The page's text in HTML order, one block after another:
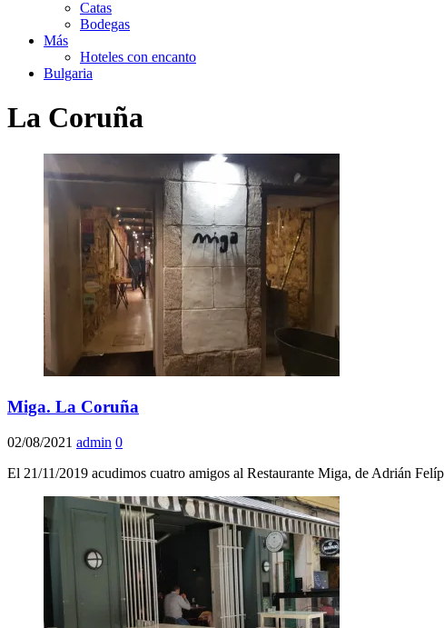
Catas
Bodegas
Más
Hoteles con encanto
Bulgaria
La Coruña
Miga. La Coruña
02/08/2021 admin 0
El 21/11/2019 acudimos cuatro amigos al Restaurante Miga, de Adrián